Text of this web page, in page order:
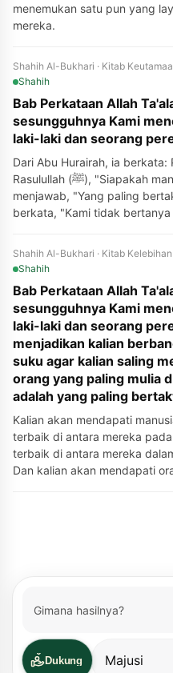
menemukan satu pun yang
mereka.
Shahih Al-Bukhari · Kitab
Shahih
Bab Perkataan Allah
sesungguhnya Kami
laki-laki dan seorang
Dari Abu Hurairah, ia
Rasulullah (ﷺ), "Siapakah manusia yang paling mulia?" Beliau
menjawab, "Yang paling
berkata, "Kami tidak
Shahih Al-Bukhari · Kitab
Shahih
Bab Perkataan Allah
sesungguhnya Kami
laki-laki dan seorang
menjadikan kalian
suku agar kalian saling
orang yang paling mulia
adalah yang paling
Kalian akan mendapati
terbaik di antara mereka
terbaik di antara mereka
Dan kalian akan mendapati
Gimana hasilnya?
Dukung